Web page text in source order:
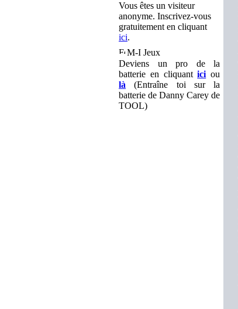
Vous êtes un visiteur
anonyme. Inscrivez-vous
gratuitement en cliquant
ici.
M-I Jeux
Deviens un pro de la
batterie en cliquantici ou
là (Entraîne toi sur la
batterie de Danny Carey de
TOOL)